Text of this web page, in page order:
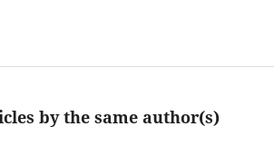
by the same author(s)